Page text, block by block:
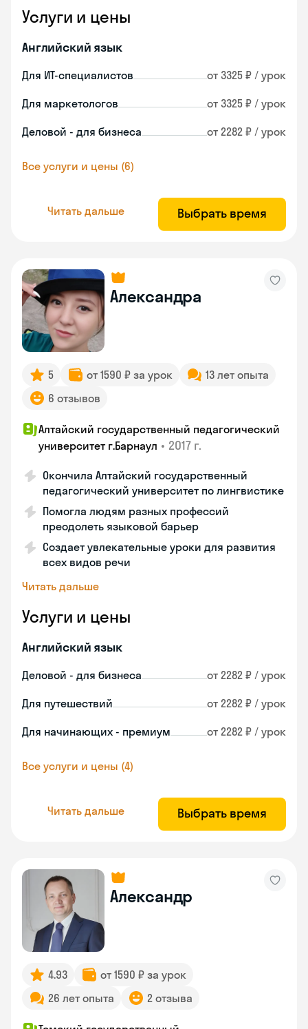
Услуги и цены
Английский язык
Для ИТ-специалистов от 3325 ₽ / урок
Для маркетологов от 3325 ₽ / урок
Деловой - для бизнеса от 2282 ₽ / урок
Все услуги и цены (6)
Читать дальше Выбрать время
Александра
5 от 1590 ₽ за урок
13 лет опыта
6 отзывов
Алтайский государственный педагогический
университет г.Барнаул • 2017 г.
Окончила Алтайский государственный
педагогический университет по лингвистике
Помогла людям разных профессий
преодолеть языковой барьер
Создает увлекательные уроки для развития
всех видов речи
Читать дальше
Услуги и цены
Английский язык
Деловой - для бизнеса от 2282 ₽ / урок
Для путешествий от 2282 ₽ / урок
Для начинающих - премиум от 2282 ₽ / урок
Все услуги и цены (4)
Читать дальше Выбрать время
Александр
4.93
от 1590 ₽ за урок
26 лет опыта
2 отзыва